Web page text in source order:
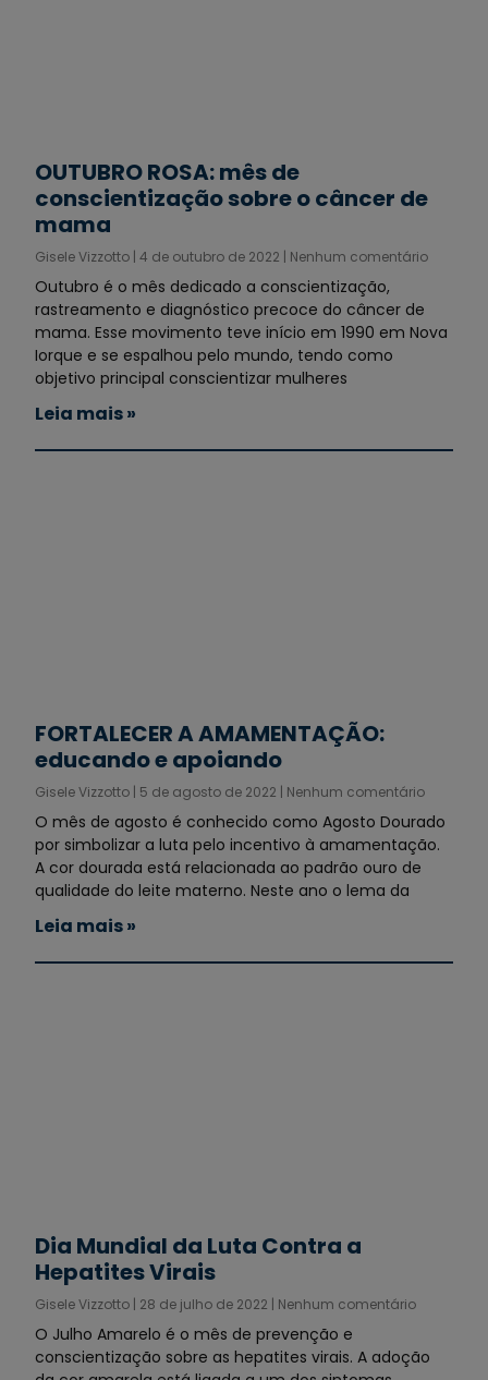
OUTUBRO ROSA: mês de
conscientização sobre o câncer de
mama
Gisele Vizzotto 4 de outubro de 2022 Nenhum comentário
Outubro é o mês dedicado a conscientização,
rastreamento e diagnóstico precoce do câncer de
mama. Esse movimento teve início em 1990 em Nova
Iorque e se espalhou pelo mundo, tendo como
objetivo principal conscientizar mulheres
Leia mais »
FORTALECER A AMAMENTAÇÃO:
educando e apoiando
Gisele Vizzotto 5 de agosto de 2022 Nenhum comentário
O mês de agosto é conhecido como Agosto Dourado
por simbolizar a luta pelo incentivo à amamentação.
A cor dourada está relacionada ao padrão ouro de
qualidade do leite materno. Neste ano o lema da
Leia mais »
Dia Mundial da Luta Contra a
Hepatites Virais
Gisele Vizzotto 28 de julho de 2022 Nenhum comentário
O Julho Amarelo é o mês de prevenção e
conscientização sobre as hepatites virais. A adoção